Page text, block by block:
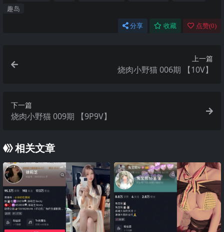
趣岛
分享 收藏 点赞(0)
上一篇
烧肉小野猫 006期 【10V】
下一篇
烧肉小野猫 009期 【9P9V】
相关文章